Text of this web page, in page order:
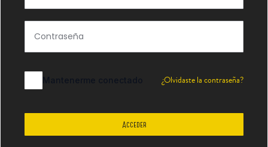
Mantenerme conectado ¿Olvidaste la contraseña?
Acceder